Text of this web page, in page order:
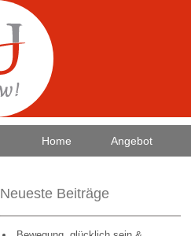
Home Angebot
Neueste Beiträge